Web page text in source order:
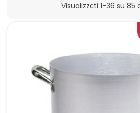
Visualizzati 1-36 su 85